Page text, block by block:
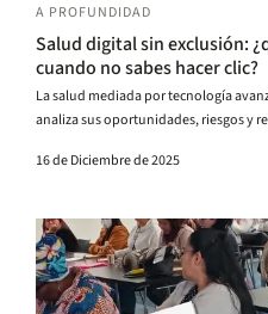
A PROFUNDIDAD
Salud digital sin exclusión:
cuando no sabes hacer clic?
La salud mediada por tecnología
analiza sus oportunidades, riesgos y
16 de Diciembre de 2025